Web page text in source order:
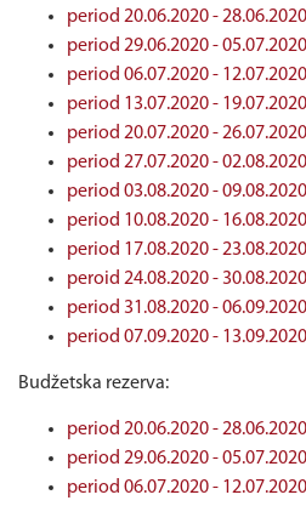
period 20.06.2020 - 28.06.2020
period 29.06.2020 -
period 06.07.2020 -
period 13.07.2020 -
period 20.07.2020 -
period 27.07.2020 -
period 03.08.2020 -
period 10.08.2020 -
period 17.08.2020 -
peroid 24.08.2020 -
period 31.08.2020 -
period 07.09.2020 -
Budžetska rezerva:
period 20.06.2020 - 28.06.2020
period 29.06.2020 -
period 06.07.2020 -